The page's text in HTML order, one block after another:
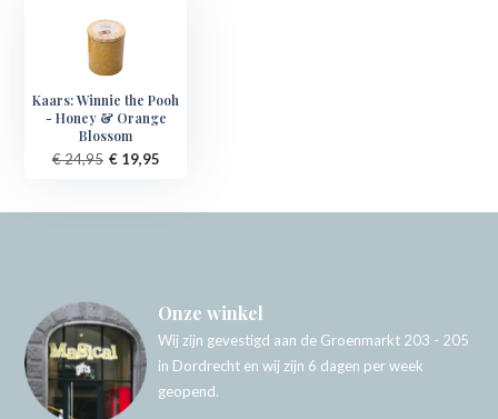
Kaars: Winnie the Pooh
- Honey & Orange
Blossom
€ 24,95 € 19,95
Onze winkel
Wij zijn gevestigd aan de Groenmarkt 203 - 205
in Dordrecht en wij zijn 6 dagen per week
geopend.